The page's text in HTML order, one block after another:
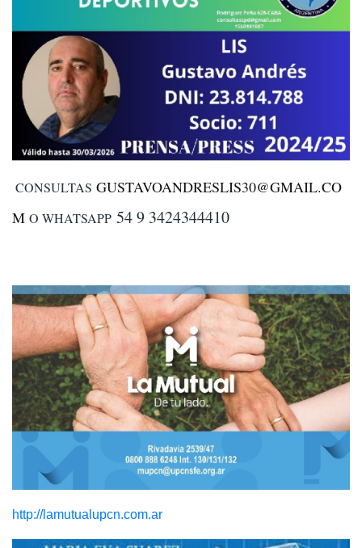
CONSULTAS GUSTAVOANDRESLIS30@GMAIL.CO
M O WHATSAPP 54 9 3424344410
http://lamutualupcn.com.ar